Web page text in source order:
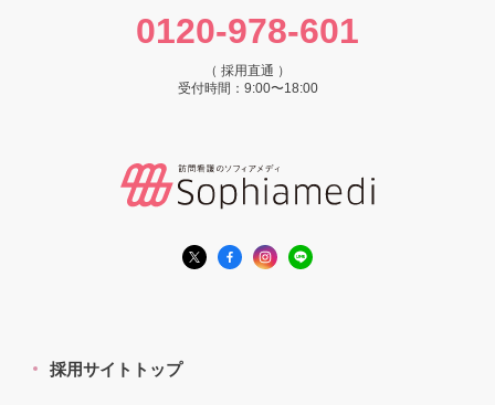
0120-978-601
（ 採用直通 ）
受付時間：9:00〜18:00
採用サイトトップ